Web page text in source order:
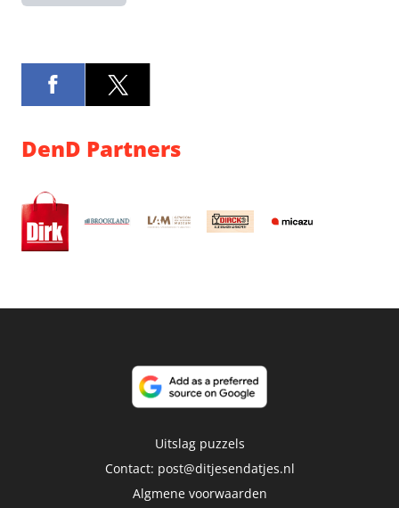
DenD Partners
Uitslag puzzels
Contact: post@ditjesendatjes.nl
Algmene voorwaarden